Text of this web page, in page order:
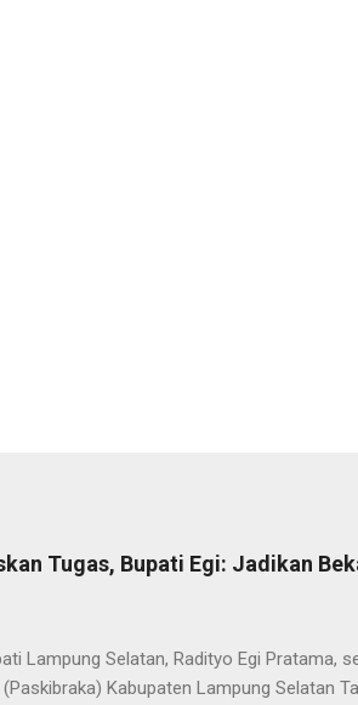
Tugas, Bupati Egi: Jadikan
Lampung Selatan, Radityo Egi Pratama,
Kabupaten Lampung Selatan